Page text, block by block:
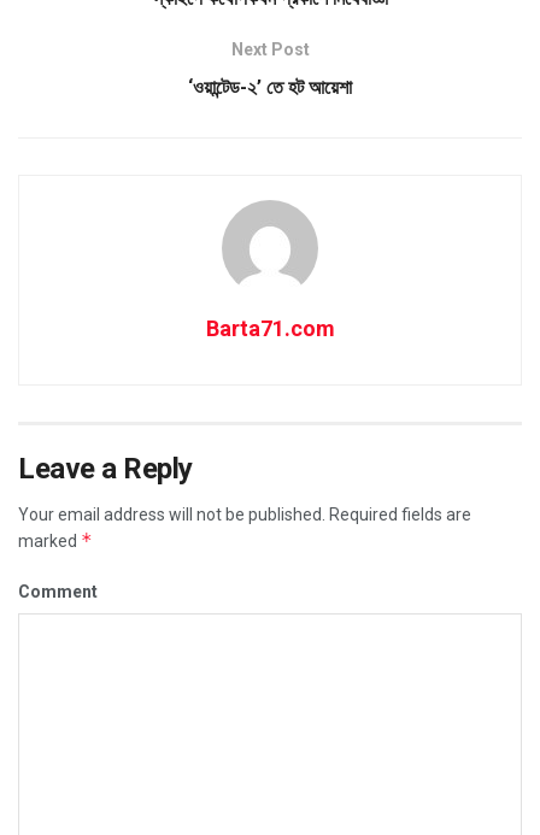
Next Post
‘ওয়ান্টেড-২’ তে হট আয়েশা
Barta71.com
Leave a Reply
Your email address will not be published. Required fields are
marked *
Comment